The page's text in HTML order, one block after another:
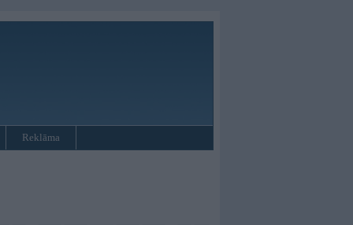
Reklāma